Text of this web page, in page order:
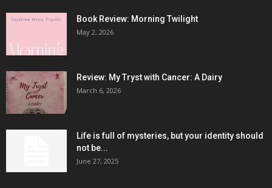
Book Review: Morning Twilight
May 2, 2026
Review: My Tryst with Cancer: A Dairy
March 6, 2026
Life is full of mysteries, but your identity should
not be...
June 27, 2025